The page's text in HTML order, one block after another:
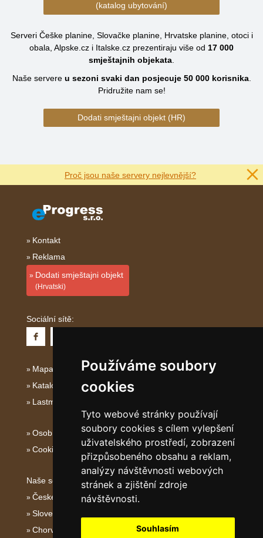
Používáme soubory
cookies
Tyto webové stránky používají
soubory cookies s cílem vylepšení
uživatelského prostředí, zobrazení
přizpůsobeného obsahu a reklam,
analýzy návštěvnosti webových
stránek a zjištění zdroje
návštěvnosti.
Souhlasím
(katalog ubytování)
Serveri Češke planine, Slovačke planine, Hrvatske planine, otoci i
obala, Alpske.cz i Italske.cz prezentiraju više od 17 000
smještajnih objekata
Naše servere u sezoni svaki dan posjecuje 50 000korisnika.
Pridružite nam se!
Dodati smještajni objekt (HR)
Proč jsou naše servery nejlevnější?
Kontakt
Reklama
Dodati smještajni objekt
(Hrvatski)
Sociální sítě:
Mapa serveru Dalmácie
Katalog ubytování Dalmácie
Lastminute Dalmácie
Osobní údaje
Cookies
Naše servery:
České hory
Slovenské hory
Chorvatsko